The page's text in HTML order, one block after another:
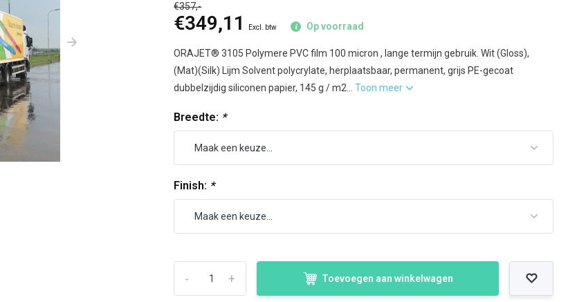
€357,-
€349,11 Excl. btw Op voorraad
ORAJET® 3105 Polymere PVC film 100 micron , lange termijn gebruik. Wit (Gloss),
(Mat)(Silk) Lijm Solvent polycrylate, herplaatsbaar, permanent, grijs PE-gecoat
dubbelzijdig siliconen papier, 145 g / m2...Toon meer
Breedte: *
Finish: *
+
- Toevoegen aan winkelwagen